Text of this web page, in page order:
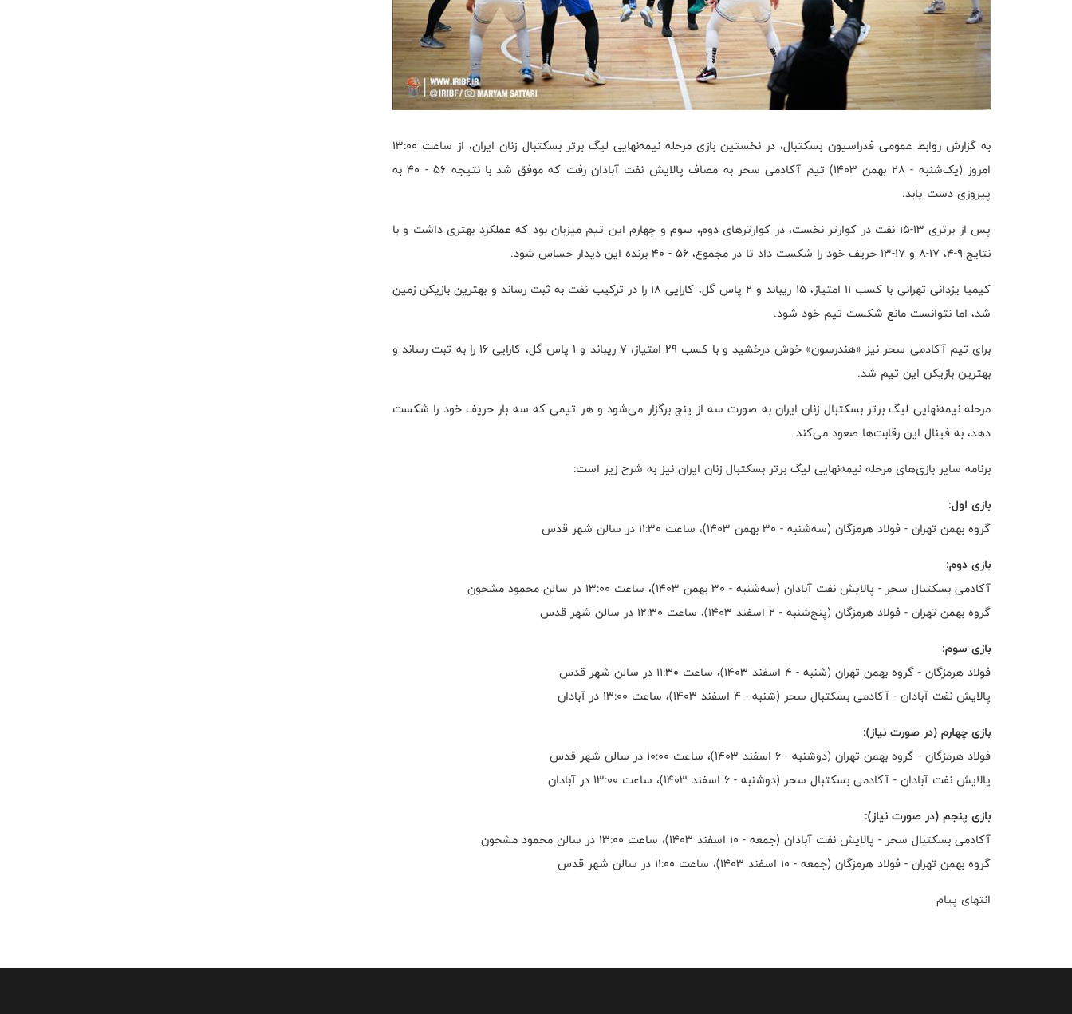
به گزارش روابط عمومی فدراسیون بسکتبال، در نخستین بازی مرحله نیمه‌نهایی لیگ برتر بسکتبال زنان ایران، از ساعت ۱۳:۰۰
امروز (یک‌شنبه - ۲۸ بهمن ۱۴۰۳) تیم آکادمی سحر به مصاف پالایش نفت آبادان رفت که موفق شد با نتیجه ۵۶ - ۴۰ به
پیروزی دست یابد.
پس از برتری ۱۳-۱۵ نفت در کوارتر نخست، در کوارترهای دوم، سوم و چهارم این تیم میزبان بود که عملکرد بهتری داشت و با
نتایج ۹-۴، ۱۷-۸ و ۱۷-۱۳ حریف خود را شکست داد تا در مجموع، ۵۶ - ۴۰ برنده این دیدار حساس شود.
کیمیا یزدانی تهرانی با کسب ۱۱ امتیاز، ۱۵ ریباند و ۲ پاس گل، کارایی ۱۸ را در ترکیب نفت به ثبت رساند و بهترین بازیکن زمین
شد، اما نتوانست مانع شکست تیم خود شود.
برای تیم آکادمی سحر نیز «هندرسون» خوش درخشید و با کسب ۲۹ امتیاز، ۷ ریباند و ۱ پاس گل، کارایی ۱۶ را به ثبت رساند و
بهترین بازیکن این تیم شد.
مرحله نیمه‌نهایی لیگ برتر بسکتبال زنان ایران به صورت سه از پنج برگزار می‌شود و هر تیمی که سه بار حریف خود را شکست
دهد، به فینال این رقابت‌ها صعود می‌کند.
برنامه سایر بازی‌های مرحله نیمه‌نهایی لیگ برتر بسکتبال زنان ایران نیز به شرح زیر است:
بازی اول:
گروه بهمن تهران - فولاد هرمزگان (سه‌شنبه - ۳۰ بهمن ۱۴۰۳)، ساعت ۱۱:۳۰ در سالن شهر قدس
بازی دوم:
آکادمی بسکتبال سحر - پالایش نفت آبادان (سه‌شنبه - ۳۰ بهمن ۱۴۰۳)، ساعت ۱۳:۰۰ در سالن محمود مشحون
گروه بهمن تهران - فولاد هرمزگان (پنج‌شنبه - ۲ اسفند ۱۴۰۳)، ساعت ۱۲:۳۰ در سالن شهر قدس
بازی سوم:
فولاد هرمزگان - گروه بهمن تهران (شنبه - ۴ اسفند ۱۴۰۳)، ساعت ۱۱:۳۰ در سالن شهر قدس
پالایش نفت آبادان - آکادمی بسکتبال سحر (شنبه - ۴ اسفند ۱۴۰۳)، ساعت ۱۳:۰۰ در آبادان
بازی چهارم (در صورت نیاز):
فولاد هرمزگان - گروه بهمن تهران (دوشنبه - ۶ اسفند ۱۴۰۳)، ساعت ۱۰:۰۰ در سالن شهر قدس
پالایش نفت آبادان - آکادمی بسکتبال سحر (دوشنبه - ۶ اسفند ۱۴۰۳)، ساعت ۱۳:۰۰ در آبادان
بازی پنجم (در صورت نیاز):
آکادمی بسکتبال سحر - پالایش نفت آبادان (جمعه - ۱۰ اسفند ۱۴۰۳)، ساعت ۱۳:۰۰ در سالن محمود مشحون
گروه بهمن تهران - فولاد هرمزگان (جمعه - ۱۰ اسفند ۱۴۰۳)، ساعت ۱۱:۰۰ در سالن شهر قدس
انتهای پیام